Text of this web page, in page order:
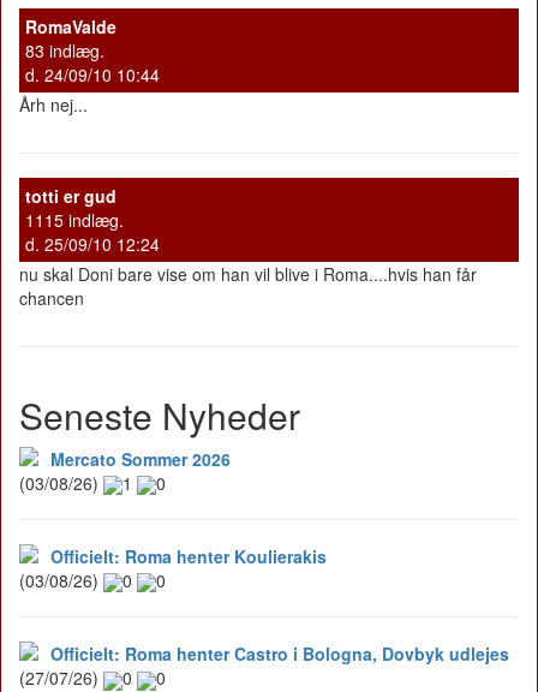
RomaValde
83 indlæg.
d. 24/09/10 10:44
Årh nej...
totti er gud
1115 indlæg.
d. 25/09/10 12:24
nu skal Doni bare vise om han vil blive i Roma....hvis han får
chancen
Seneste Nyheder
Mercato Sommer 2026
(03/08/26)
1 0
Officielt: Roma henter Koulierakis
(03/08/26)
0 0
Officielt: Roma henter Castro i Bologna, Dovbyk udlejes
(27/07/26)
0 0